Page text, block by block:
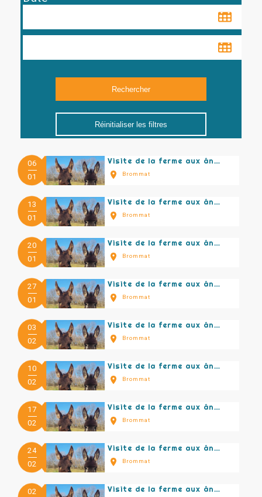
Réinitialiser les filtres
06
01
Visite de la ferme aux ânes
Brommat
13
01
Visite de la ferme aux ânes
Brommat
20
01
Visite de la ferme aux ânes
Brommat
27
01
Visite de la ferme aux ânes
Brommat
03
02
Visite de la ferme aux ânes
Brommat
10
02
Visite de la ferme aux ânes
Brommat
17
02
Visite de la ferme aux ânes
Brommat
24
02
Visite de la ferme aux ânes
Brommat
02
Visite de la ferme aux ânes